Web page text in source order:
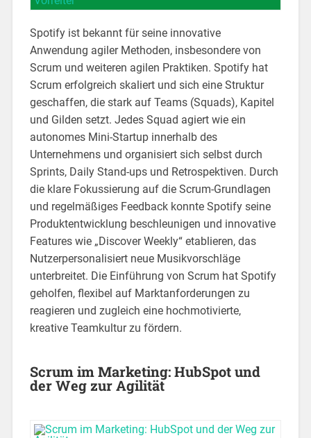
Spotify ist bekannt für seine innovative
Anwendung agiler Methoden, insbesondere von
Scrum und weiteren agilen Praktiken. Spotify hat
Scrum erfolgreich skaliert und sich eine Struktur
geschaffen, die stark auf Teams (Squads), Kapitel
und Gilden setzt. Jedes Squad agiert wie ein
autonomes Mini-Startup innerhalb des
Unternehmens und organisiert sich selbst durch
Sprints, Daily Stand-ups und Retrospektiven. Durch
die klare Fokussierung auf die Scrum-Grundlagen
und regelmäßiges Feedback konnte Spotify seine
Produktentwicklung beschleunigen und innovative
Features wie „Discover Weekly“ etablieren, das
Nutzerpersonalisiert neue Musikvorschläge
unterbreitet. Die Einführung von Scrum hat Spotify
geholfen, flexibel auf Marktanforderungen zu
reagieren und zugleich eine hochmotivierte,
kreative Teamkultur zu fördern.
Scrum im Marketing: HubSpot und
der Weg zur Agilität